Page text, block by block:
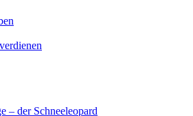
– der Schneeleopard